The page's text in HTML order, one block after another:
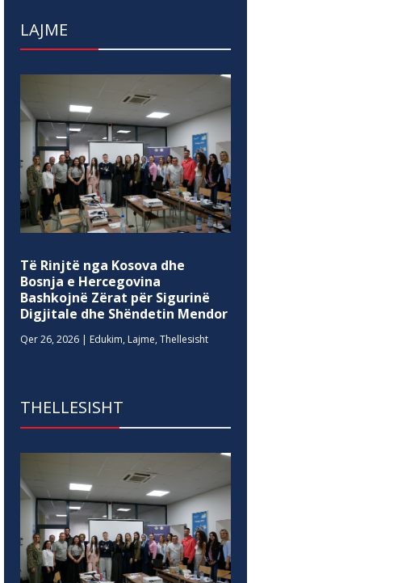
LAJME
Të Rinjtë nga Kosova dhe
Bosnja e Hercegovina
Bashkojnë Zërat për Sigurinë
Digjitale dhe Shëndetin Mendor
Qer 26, 2026 | Edukim, Lajme,Thellesisht
THELLESISHT